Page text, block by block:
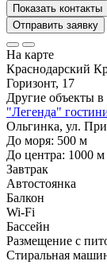
Показать контакты
Отправить заявку
На карте
Краснодарский
Горизонт, 17
Другие объекты в
"Легенда"
Ольгинка, ул.
До моря: 500 м
До центра: 1000 м
Завтрак
Автостоянка
Балкон
Wi-Fi
Бассейн
Размещение с
Стиральная